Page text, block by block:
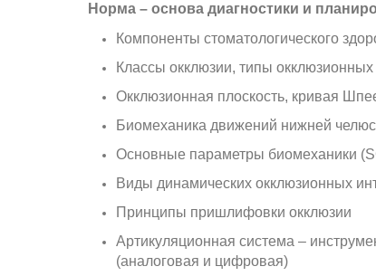
Норма – основа диагностики и
Компоненты стоматологического
Классы окклюзии, типы окклюзионных
Окклюзионная плоскость, кривая
Биомеханика движений нижней
Основные параметры биомеханики
Виды динамических окклюзионных
Принципы пришлифовки окклюзии
Артикуляционная система –
(аналоговая и цифровая)